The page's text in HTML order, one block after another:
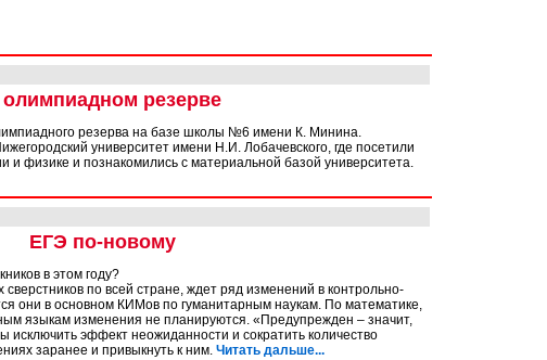
резерве
резерва на базе школы №6 имени К. Минина.
университет имени Н.И. Лобачевского, где посетили
и физике и познакомились с материальной базой университета.
ЕГЭ по-новому
в этом году?
сверстников по всей стране, ждет ряд изменений в контрольно-
они в основном КИМов по гуманитарным наукам. По математике,
языкам изменения не планируются. «Предупрежден – значит,
исключить эффект неожиданности и сократить количество
заранее и привыкнуть к ним. Читать дальше...